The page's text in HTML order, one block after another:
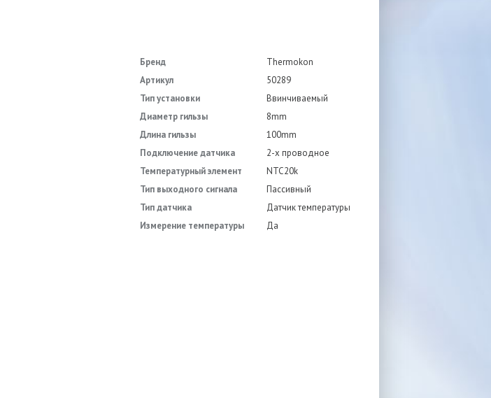
Бренд
Thermokon
Артикул
50289
Тип установки
Ввинчиваемый
Диаметр гильзы
8mm
Длина гильзы
100mm
Подключение датчика
2-х проводное
Температурный элемент
NTC20k
Тип выходного сигнала
Пассивный
Тип датчика
Датчик температуры
Измерение температуры
Да